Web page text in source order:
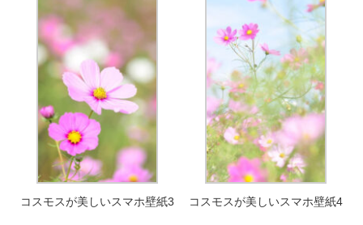
コスモスが美しいスマホ壁紙3 コスモスが美しいスマホ壁紙4